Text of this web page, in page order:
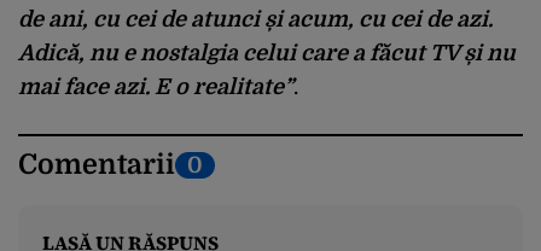
de ani, cu cei de atunci și acum, cu cei de azi.
Adică, nu e nostalgia celui care a făcut TV și nu
mai face azi. E o realitate”.
Comentarii 0
LASĂ UN RĂSPUNS